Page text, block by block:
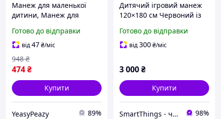
Манеж для маленької
дитини, Манеж для
сіткою Ігровий з м'якими
елементами BZ-61
Готово до відправки
від47₴/міс
474₴
948 ₴
Купити
YeasyPeazy 89%
Дитячий ігровий манеж
120×180 см Червоний із
воротами, кульками та
ручками безпечний
Готово до відправки
від300₴/міс
3 000₴
Купити
SmartThings - чохли книжки для телефонів Xiaomi, Samsung, iPhone та інших брендів 98%